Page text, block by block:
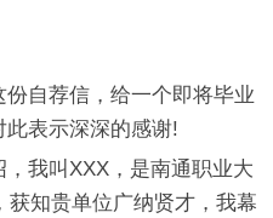
自荐信，给一个即将毕业
表示深深的感谢!
我叫XXX，是南通职业大
知贵单位广纳贤才，我幕